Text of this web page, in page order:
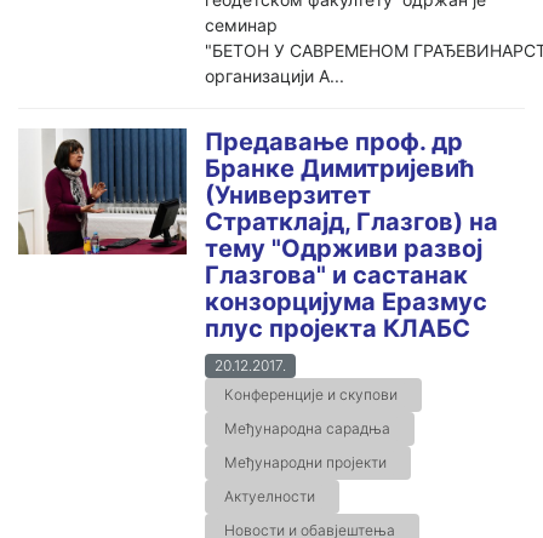
семинар
"БЕТОН У САВРЕМЕНОМ
организацији А...
Предавање проф. др
Бранке Димитријевић
(Универзитет
Стратклајд, Глазгов) на
тему "Одрживи развој
Глазгова" и састанак
конзорцијума Еразмус
плус пројекта КЛАБС
20.12.2017.
Конференције и скупови
Међународна сарадња
Међународни пројекти
Актуелности
Новости и обавјештења